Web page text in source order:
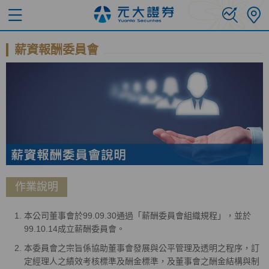
薪資報酬委員會
作業說明
本公司董事會於99.09.30通過「薪酬委員會組織規程」，並於
99.10.14成立薪酬委員會。
本委員會之宗旨係協助董事會發展與公平管理及透明之程序，訂
定經理人之績效考核標準及酬金標準，及董事會之酬金結構與制